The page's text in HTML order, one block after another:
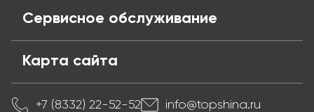
Сервисное обслуживание
Карта сайта
+7 (8332) 22-52-52 info@topshina.ru